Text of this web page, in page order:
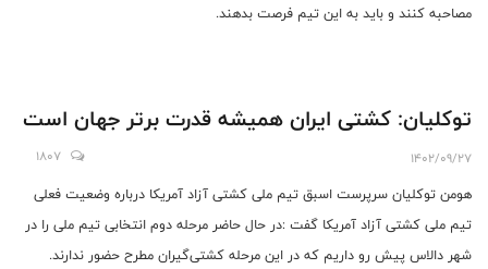
مصاحبه کنند و باید به این تیم فرصت بدهند.
توکلیان: کشتی ایران همیشه قدرت برتر جهان است
1402/09/27
1807
هومن توکلیان سرپرست اسبق تیم ملی کشتی آزاد آمریکا درباره وضعیت فعلی
تیم ملی کشتی آزاد آمریکا گفت :در حال حاضر مرحله دوم انتخابی تیم ملی را در
شهر دالاس پیش رو داریم که در این مرحله کشتی‌گیران مطرح حضور ندارند.